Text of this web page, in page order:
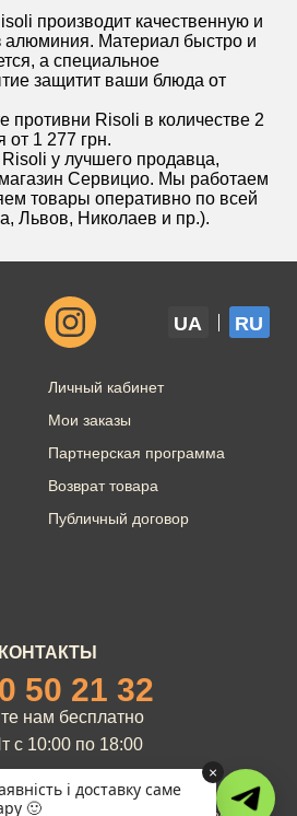
производит качественную и
алюминия. Материал быстро и
а специальное
защитит ваши блюда от
противни Risoli в количестве 2
от 1 277 грн.
Risoli у лучшего продавца,
Сервицио. Мы работаем
товары оперативно по всей
Львов, Николаев и пр.).
UA RU
Личный кабинет
Мои заказы
Партнерская программа
Возврат товара
Публичный договор
КОНТАКТЫ
50 21 32
нам бесплатно
с 10:00 по 18:00
і доставку саме
🙂
×